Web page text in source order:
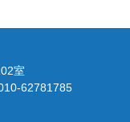
室
62781785